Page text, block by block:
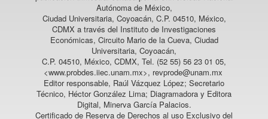
Autónoma de México,
Ciudad Universitaria, Coyoacán, C.P. 04510, México,
CDMX a través del Instituto de Investigaciones
Económicas, Circuito Mario de la Cueva, Ciudad
Universitaria, Coyoacán,
C.P. 04510, México, CDMX, Tel. (52 55) 56 23 01 05,
<www.probdes.iiec.unam.mx>, revprode@unam.mx
Editor responsable, Raúl Vázquez López; Secretario
Técnico, Héctor González Lima; Diagramadora y Editora
Digital, Minerva García Palacios.
Certificado de Reserva de Derechos al uso Exclusivo del